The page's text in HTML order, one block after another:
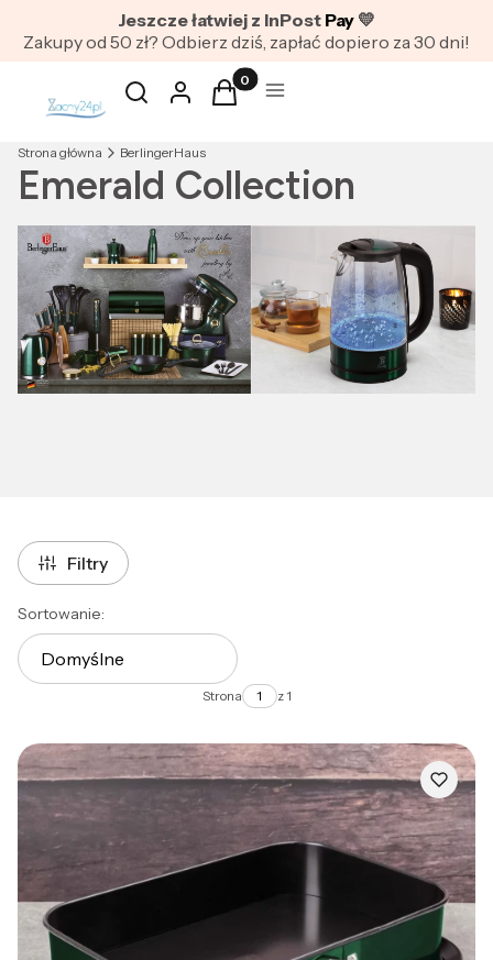
Jeszcze łatwiej z InPost Pay 💛
Zakupy od 50 zł? Odbierz dziś, zapłać dopiero za 30 dni!
Otwórz wyszukiwarkę
Szukaj Zaloguj sięProdukty w koszyku: 0. Zobacz
KoszykMenu
Strona główna BerlingerHaus
Emerald Collection
Filtry
Lista produktów
Sortowanie:
Domyślne
Strona z 1